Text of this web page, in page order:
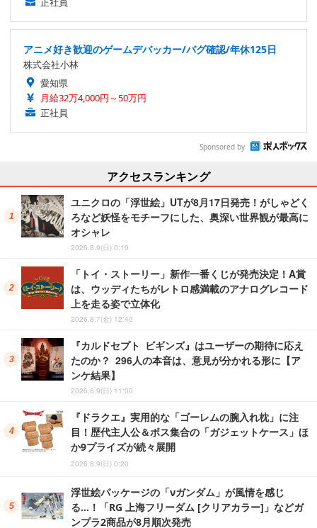
アニメ好き歓迎のゲームデバッカー/バグ確認/年休125日
株式会社小林
愛知県
月給32万4,000円～50万円
正社員
Sponsored by
アクセスランキング
ユニクロの「浮世絵」UTが8月17日発売！がしゃどく
ろなど妖怪をモチーフにした、奥深い世界観が最高に
オシャレ
2026.8.9(日) 0:10
「トイ・ストーリー」新作一番くじが発売決定！A賞
は、ウッディたちがレトロ感満載のアナログレコード
上を走る姿で立体化
2026.8.7(金) 12:40
『カルドセプト ビギンズ』はユーザーの期待に応え
たのか？ 296人の本音は、意見が分かれる形に【ア
ンケ結果】
2026.8.9(日) 11:00
『ドラクエ』実用的な「ゴーレムの腕入れ枕」に注
目！歴代主人公＆ボス集合の「ガジェットケース」ほ
か9プライズが続々展開
2026.8.9(日) 0:20
浮世絵パッケージの「νガンダム」が風情を感じ
る…！「RG 上海フリーダム [クリアカラー]」などガ
ンプラ2商品が8月順次発売